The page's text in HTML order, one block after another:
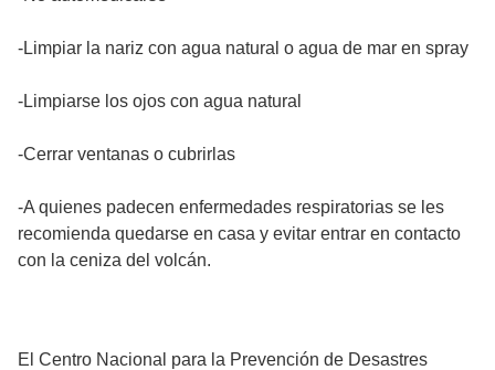
-Limpiar la nariz con agua natural o agua de mar en spray
-Limpiarse los ojos con agua natural
-Cerrar ventanas o cubrirlas
-A quienes padecen enfermedades respiratorias se les
recomienda quedarse en casa y evitar entrar en contacto
con la ceniza del volcán.
El Centro Nacional para la Prevención de Desastres